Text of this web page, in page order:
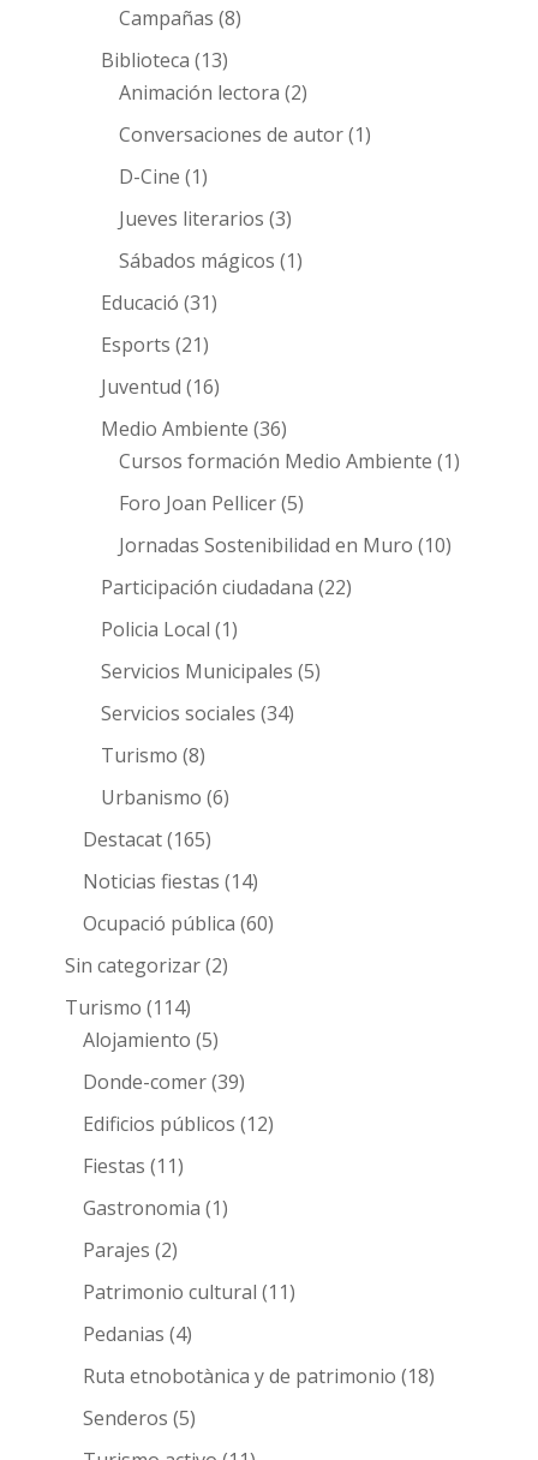
Campañas (8)
Biblioteca (13)
Animación lectora (2)
Conversaciones de autor(1)
D-Cine (1)
Jueves literarios (3)
Sábados mágicos (1)
Educació (31)
Esports (21)
Juventud (16)
Medio Ambiente (36)
Cursos formación Medio Ambiente (1)
Foro Joan Pellicer(5)
Jornadas Sostenibilidad en Muro (10)
Participación ciudadana (22)
Policia Local (1)
Servicios Municipales (5)
Servicios sociales (34)
Turismo (8)
Urbanismo (6)
Destacat(165)
Noticias fiestas (14)
Ocupació pública (60)
Sin categorizar(2)
Turismo (114)
Alojamiento (5)
Donde-comer(39)
Edificios públicos (12)
Fiestas (11)
Gastronomia (1)
Parajes (2)
Patrimonio cultural (11)
Pedanias (4)
Ruta etnobotànica y de patrimonio (18)
Senderos (5)